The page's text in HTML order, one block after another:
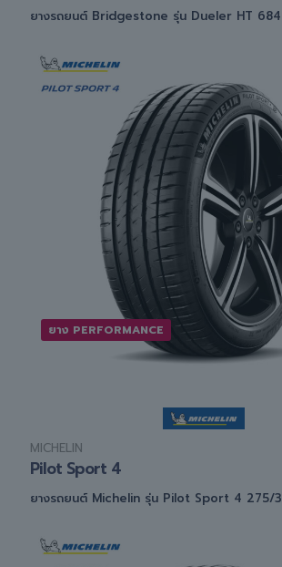
ยางรถยนต์ Bridgestone รุ่น Dueler HT
ยาง PERFORMANCE
MICHELIN
Pilot Sport 4
ยางรถยนต์ Michelin รุ่น Pilot Sport 4 275/